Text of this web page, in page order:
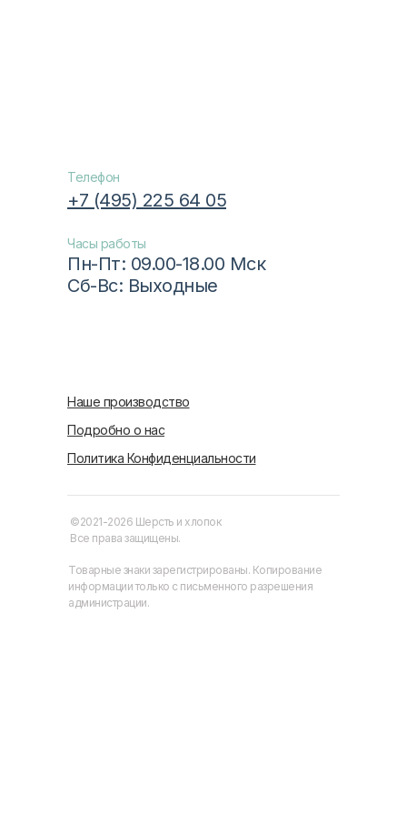
Телефон
+7 (495) 225 64 05
Часы работы
Пн-Пт: 09.00-18.00 Мск
Сб-Вс: Выходные
Наше производство
Подробно о нас
Политика Конфиденциальности
©2021-2026 Шерсть и хлопок
Все права защищены.
Товарные знаки зарегистрированы. Копирование
информации только с письменного разрешения
администрации.